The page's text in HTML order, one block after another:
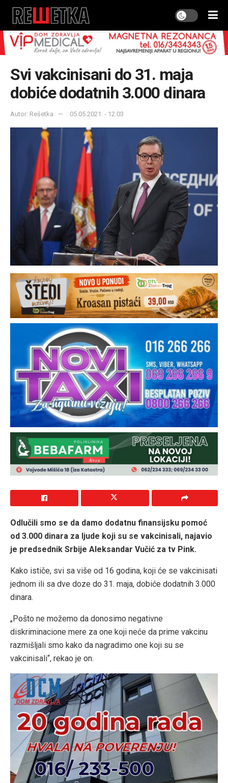
Svi vakcinisani do 31. maja
dobiće dodatnih 3.000 dinara
Autor: Rešetka 05.05.2021. - 12:03
Odlučili smo se da damo dodatnu finansijsku pomoć
od 3.000 dinara za ljude koji su se vakcinisali, najavio
je predsednik Srbije Aleksandar Vučić za tv Pink.
Kako ističe, svi sa više od 16 godina, koji će se vakcinisati
jednom ili sa dve doze do 31. maja, dobiće dodatnih 3.000
dinara.
„Pošto ne možemo da donosimo negativne
diskriminacione mere za one koji neće da prime vakcinu
razmišljali smo kako da nagradimo one koji su se
vakcinisali“, rekao je on.